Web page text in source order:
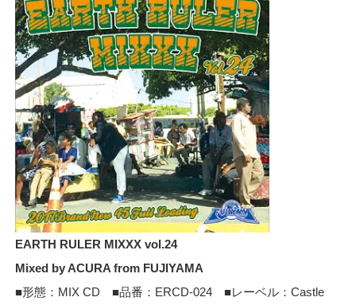
EARTH RULER MIXXX vol.24
Mixed by ACURA from FUJIYAMA
■形態：MIX CD ■品番：ERCD-024 ■レーベル：Castle